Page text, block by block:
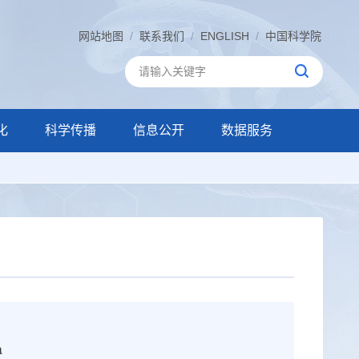
网站地图 / 联系我们 / ENGLISH / 中国科学院
科学传播 信息公开 数据服务